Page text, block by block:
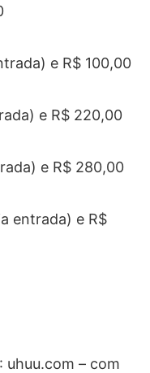
e R$ 100,00
e R$ 220,00
e R$ 280,00
entrada) e R$
uhuu.com – com